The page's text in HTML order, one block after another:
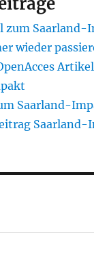
zum Saarland-
wieder
Saarland-
Saarland-